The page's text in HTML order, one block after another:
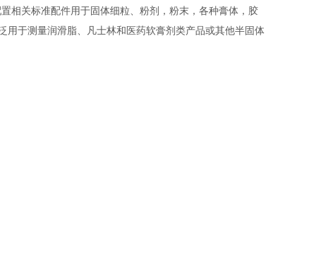
相关标准配件用于固体细粒、粉剂，粉末，各种膏体，胶
于测量润滑脂、凡士林和医药软膏剂类产品或其他半固体